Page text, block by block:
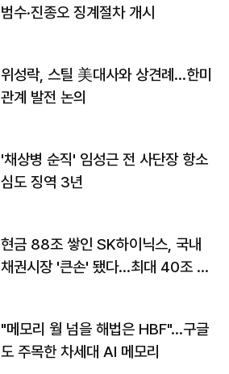
범수·진종오 징계절차 개시
위성락, 스틸 美대사와 상견례…한미
관계 발전 논의
'채상병 순직' 임성근 전 사단장 항소
심도 징역 3년
현금 88조 쌓인 SK하이닉스, 국내
채권시장 '큰손' 됐다…최대 40조 투
"메모리 월 넘을 해법은 HBF"…구글
도 주목한 차세대 AI 메모리